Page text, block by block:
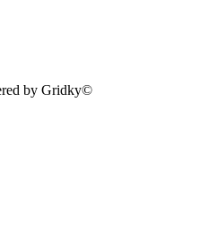
by Gridky©